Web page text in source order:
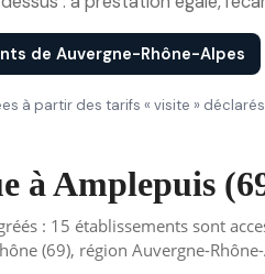
de Auvergne-Rhône-Alpes
à partir des tarifs « visite »
à Amplepuis
: 15 établissements sont
(69), région Auvergne-